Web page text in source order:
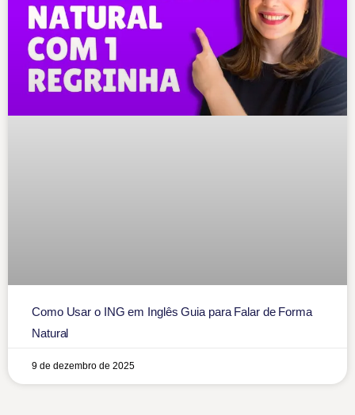
Como Usar o ING em Inglês Guia para Falar de Forma
Natural
9 de dezembro de 2025